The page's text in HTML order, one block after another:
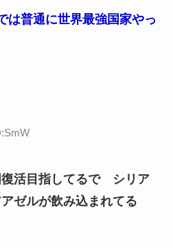
は普通に世界最強国家やっ
復活目指してるで シリア
ゼルが飲み込まれてる